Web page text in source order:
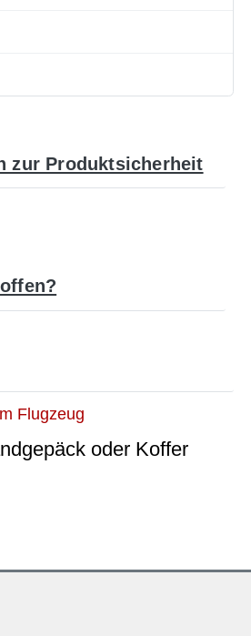
zur Produktsicherheit
Flugzeug
oder Koffer